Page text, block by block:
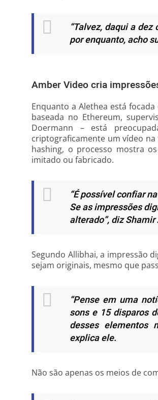
“Talvez, daqui a
por enquanto, acho
Amber Video cria
Enquanto a Alethea está
baseada no Ethereum,
Doermann – está
criptograficamente um vídeo
hashing, o processo mostra
imitado ou fabricado.
“É possível confiar
Se as impressões
alterado”, diz
Segundo Allibhai, a impressão
sejam originais, mesmo que
“Pense em uma
sons e 15 disparos
desses elementos
explica ele.
Não são apenas os meios de